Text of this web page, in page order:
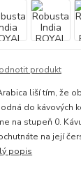
produkt
liší tím, že
do kávových
na stupeň 0.
na její
popis